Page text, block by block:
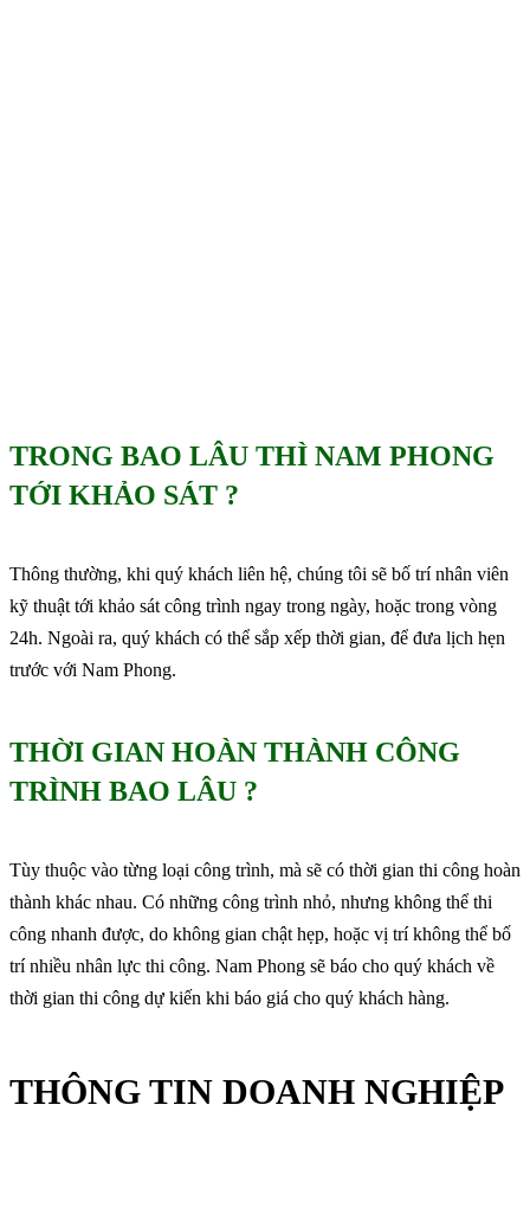
TRONG BAO LÂU THÌ NAM PHONG
TỚI KHẢO SÁT ?
Thông thường, khi quý khách liên hệ, chúng tôi sẽ bố trí nhân viên
kỹ thuật tới khảo sát công trình ngay trong ngày, hoặc trong vòng
24h. Ngoài ra, quý khách có thể sắp xếp thời gian, để đưa lịch hẹn
trước với Nam Phong.
THỜI GIAN HOÀN THÀNH CÔNG
TRÌNH BAO LÂU ?
Tùy thuộc vào từng loại công trình, mà sẽ có thời gian thi công hoàn
thành khác nhau. Có những công trình nhỏ, nhưng không thể thi
công nhanh được, do không gian chật hẹp, hoặc vị trí không thể bố
trí nhiều nhân lực thi công. Nam Phong sẽ báo cho quý khách về
thời gian thi công dự kiến khi báo giá cho quý khách hàng.
THÔNG TIN DOANH NGHIỆP